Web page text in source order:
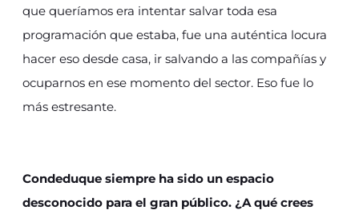
que queríamos era intentar salvar toda esa
programación que estaba, fue una auténtica locura
hacer eso desde casa, ir salvando a las compañías y
ocuparnos en ese momento del sector. Eso fue lo
más estresante.
Condeduque siempre ha sido un espacio
desconocido para el gran público. ¿A qué crees